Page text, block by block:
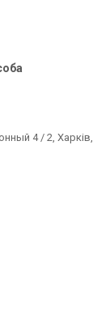
4 / 2, Харків,